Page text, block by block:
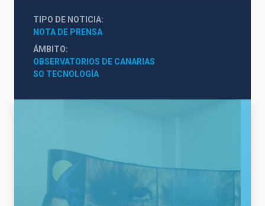
TIPO DE NOTICIA
NOTA DE PRENSA
ÁMBITO
OBSERVATORIOS DE CANARIAS
SO TECNOLOGÍA